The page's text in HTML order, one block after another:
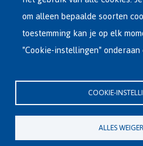
OVER FEDASIL
Kartuizersstraat 21 , 1000 Brussel
Email : info@fedasil.be • T : +32-(0)2-
Privacy, copyright en disclaimer|
Cookieverklaring
om alleen bepaalde soorten
toestemming kan je op elk
"Cookie-instellingen" onderaan
COOKIE-
ALLES